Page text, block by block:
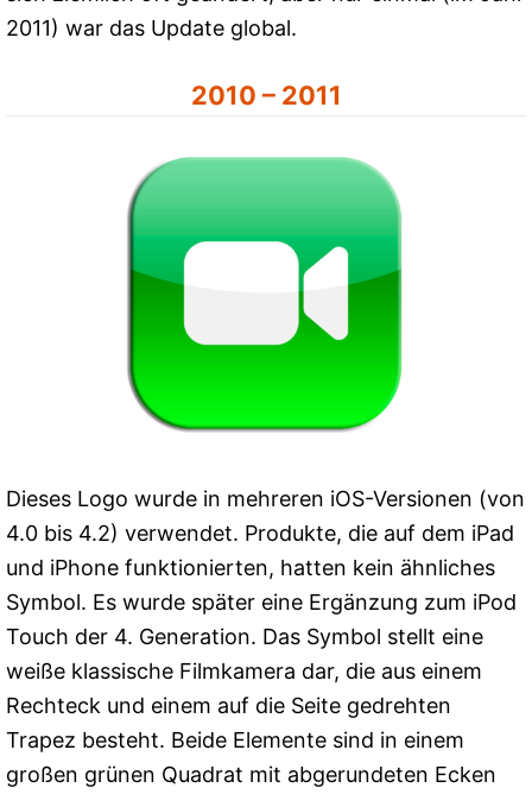
2011) war das Update global.
2010 – 2011
Dieses Logo wurde in mehreren iOS-Versionen (von
4.0 bis 4.2) verwendet. Produkte, die auf dem iPad
und iPhone funktionierten, hatten kein ähnliches
Symbol. Es wurde später eine Ergänzung zum iPod
Touch der 4. Generation. Das Symbol stellt eine
weiße klassische Filmkamera dar, die aus einem
Rechteck und einem auf die Seite gedrehten
Trapez besteht. Beide Elemente sind in einem
großen grünen Quadrat mit abgerundeten Ecken